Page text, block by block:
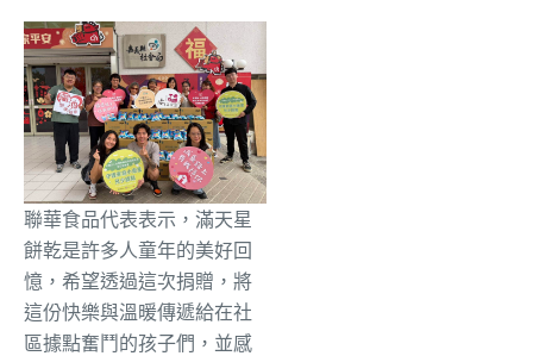
聯華食品代表表示，滿天星
餅乾是許多人童年的美好回
憶，希望透過這次捐贈，將
這份快樂與溫暖傳遞給在社
區據點奮鬥的孩子們，並感